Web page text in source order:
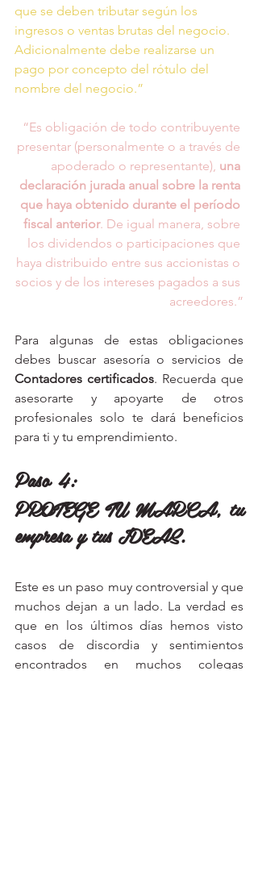
que se deben tributar según los
ingresos o ventas brutas del negocio.
Adicionalmente debe realizarse un
pago por concepto del rótulo del
nombre del negocio.”
“Es obligación de todo contribuyente
presentar (personalmente o a través de
apoderado o representante), una
declaración jurada anual sobre la renta
que haya obtenido durante el período
fiscal anterior. De igual manera, sobre
los dividendos o participaciones que
haya distribuido entre sus accionistas o
socios y de los intereses pagados a sus
acreedores.”
Para algunas de estas obligaciones
Contadores certificados. Recuerda que
asesorarte y apoyarte de otros
profesionales solo te dará beneficios
para ti y tu emprendimiento.
Paso 4:
PROTEGE TU MARCA, tu
empresa y tus IDEAS.
Este es un paso muy controversial y que
muchos dejan a un lado. La verdad es
que en los últimos días hemos visto
casos de discordia y sentimientos
encontrados en muchos colegas